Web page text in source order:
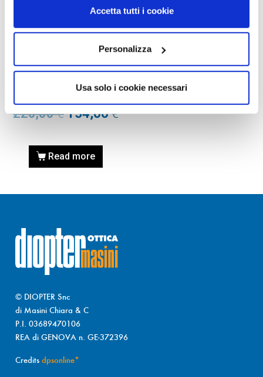
Accetta tutti i cookie
Personalizza
Usa solo i cookie necessari
OCCHIALI DA VISTA
OCCHIALE DA VISTA
VALENTINO VA3048 – 5001
BLACK Calibro 53
220,00€ 154,00€
Read more
© DIOPTER Snc
di Masini Chiara & C
P.I. 03689470106
REA di GENOVA n. GE-372396
Credits dpsonline*